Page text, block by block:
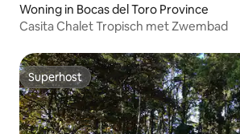
Woning in Bocas del Toro Province
Casita Chalet Tropisch met Zwembad
Superhost
Superhost